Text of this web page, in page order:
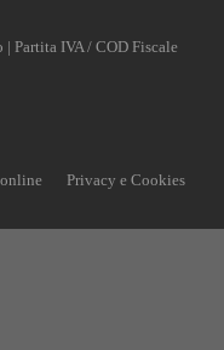
Partita IVA / COD Fiscale
Privacy e Cookies